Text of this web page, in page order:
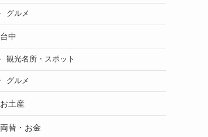
グルメ
台中
観光名所・スポット
グルメ
お土産
両替・お金